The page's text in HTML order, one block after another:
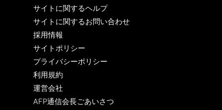
サイトに関するヘルプ
サイトに関するお問い合わせ
採用情報
サイトポリシー
プライバシーポリシー
利用規約
運営会社
AFP通信会長ごあいさつ